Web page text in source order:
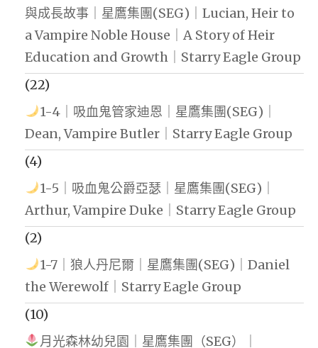
與成長故事｜星鷹集團(SEG)｜Lucian, Heir to
a Vampire Noble House｜A Story of Heir
Education and Growth｜Starry Eagle Group
(22)
1-4｜吸血鬼管家迪恩｜星鷹集團(SEG)｜
Dean, Vampire Butler｜Starry Eagle Group
(4)
1-5｜吸血鬼公爵亞瑟｜星鷹集團(SEG)｜
Arthur, Vampire Duke｜Starry Eagle Group
(2)
1-7｜狼人丹尼爾｜星鷹集團(SEG)｜Daniel
the Werewolf｜Starry Eagle Group
(10)
月光森林幼兒園｜星鷹集團（SEG）｜